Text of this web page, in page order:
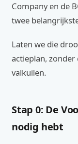
Company en de
twee
Laten we die
actieplan, zonder
valkuilen.
Stap 0: De
nodig hebt